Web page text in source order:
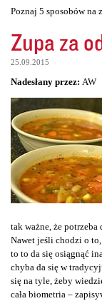
Poznaj 5 sposobów na
Zupa za
25.09.2015
Nadesłany przez: AW
tak ważne, że
Nawet jeśli chodzi o
to to da się osiągnąć
chyba da się w
się na tyle, żeby
cała biometria –